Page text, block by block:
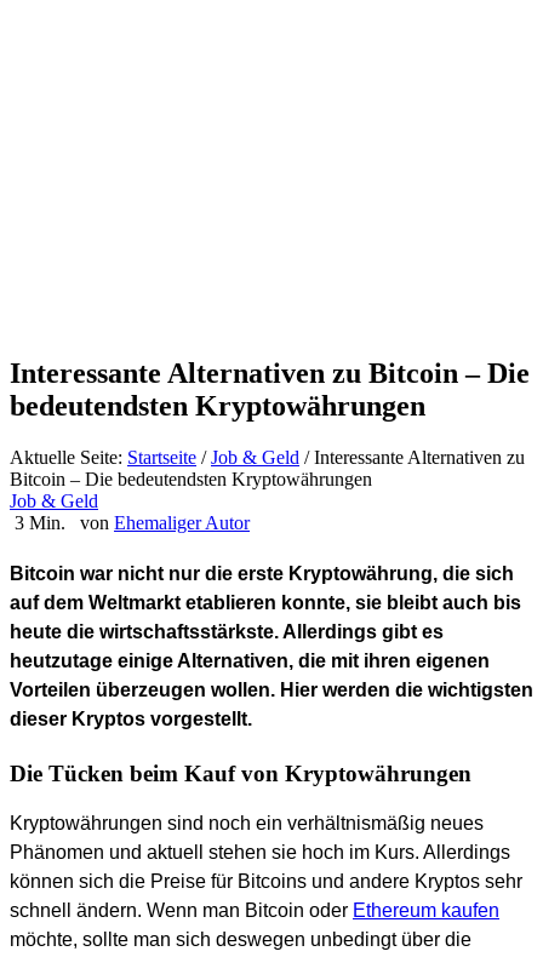
Interessante Alternativen zu Bitcoin – Die
bedeutendsten Kryptowährungen
Aktuelle Seite: Startseite / Job & Geld /Interessante Alternativen zu
Bitcoin – Die bedeutendsten Kryptowährungen
Job & Geld
3 Min.
von Ehemaliger Autor
Bitcoin war nicht nur die erste Kryptowährung, die sich
auf dem Weltmarkt etablieren konnte, sie bleibt auch bis
heute die wirtschaftsstärkste. Allerdings gibt es
heutzutage einige Alternativen, die mit ihren eigenen
Vorteilen überzeugen wollen. Hier werden die wichtigsten
dieser Kryptos vorgestellt.
Die Tücken beim Kauf von Kryptowährungen
Kryptowährungen sind noch ein verhältnismäßig neues
Phänomen und aktuell stehen sie hoch im Kurs. Allerdings
können sich die Preise für Bitcoins und andere Kryptos sehr
schnell ändern. Wenn man Bitcoin oder Ethereum kaufen
möchte, sollte man sich deswegen unbedingt über die